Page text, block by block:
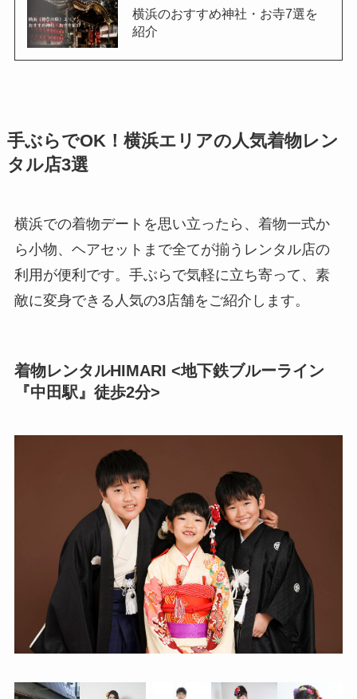
横浜のおすすめ神社・お寺7選を
紹介
手ぶらでOK！横浜エリアの人気着物レン
タル店3選
横浜での着物デートを思い立ったら、着物一式か
ら小物、ヘアセットまで全てが揃うレンタル店の
利用が便利です。手ぶらで気軽に立ち寄って、素
敵に変身できる人気の3店舗をご紹介します。
着物レンタルHIMARI <地下鉄ブルーライン
『中田駅』徒歩2分>